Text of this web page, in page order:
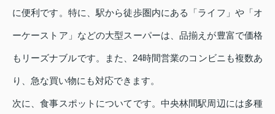
に便利です。特に、駅から徒歩圏内にある「ライフ」や「オ
ーケーストア」などの大型スーパーは、品揃えが豊富で価格
もリーズナブルです。また、24時間営業のコンビニも複数あ
り、急な買い物にも対応できます。
次に、食事スポットについてです。中央林間駅周辺には多種